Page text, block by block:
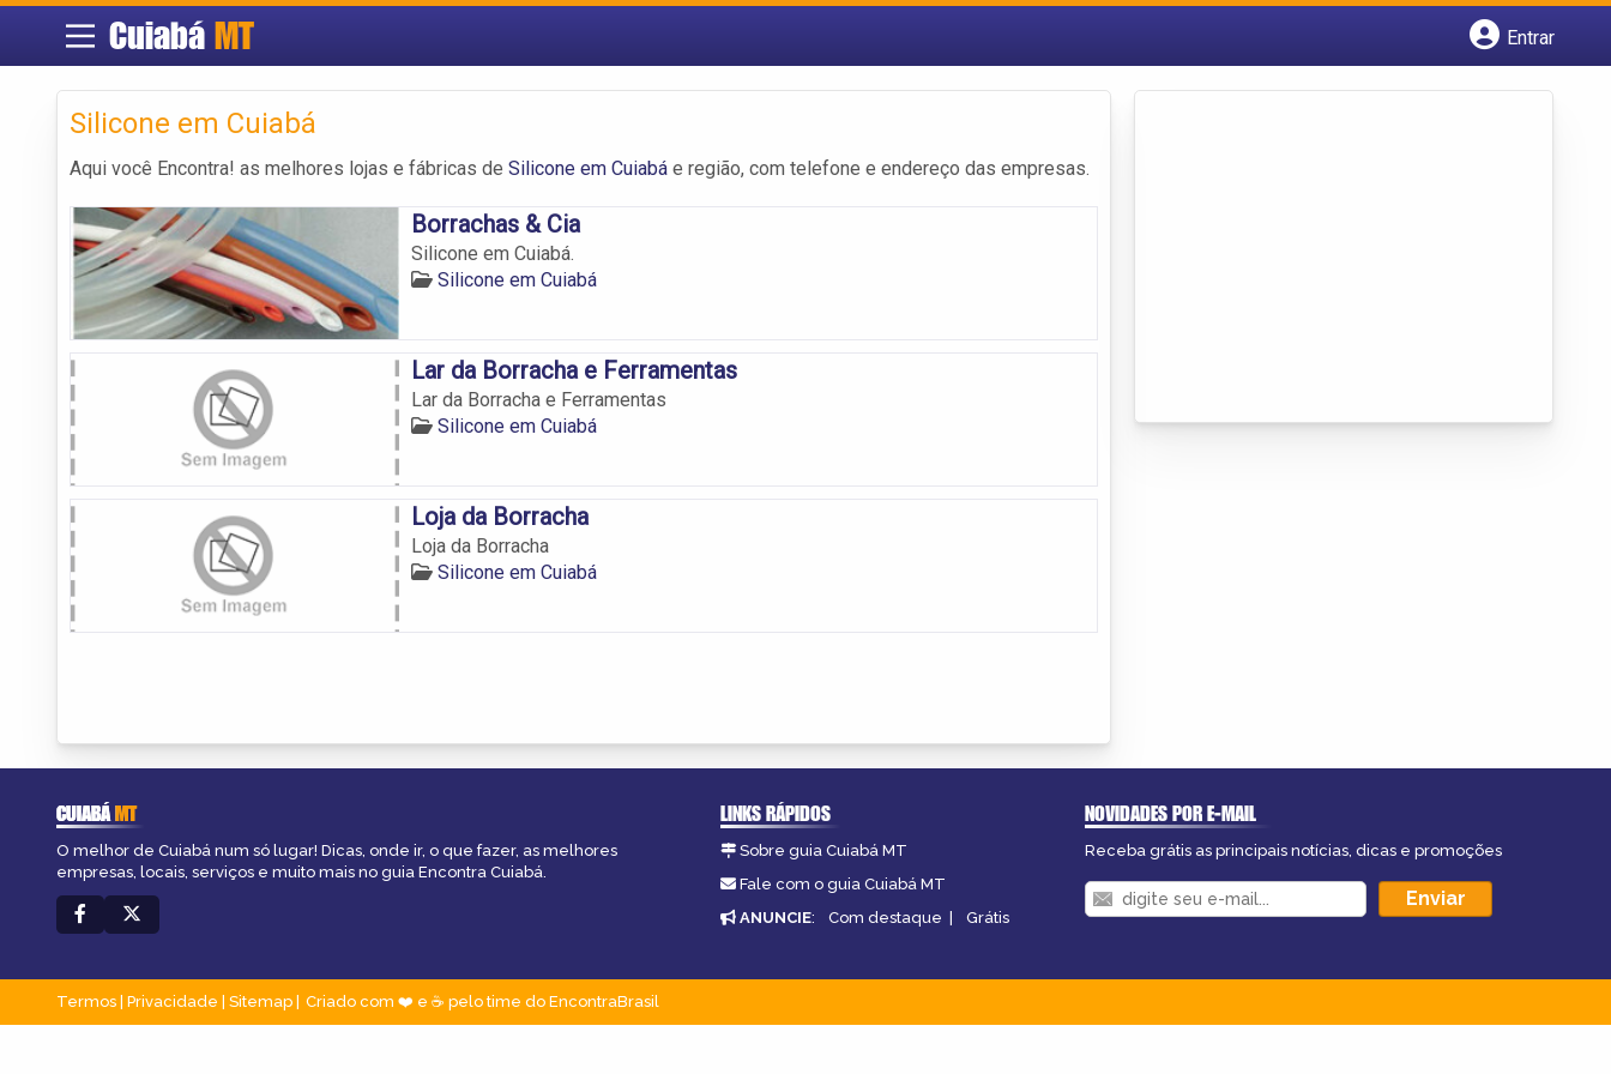
Cuiabá MT
Entrar
Silicone em Cuiabá
Aqui você Encontra! as melhores lojas e fábricas de Silicone em Cuiabá e região, com telefone e endereço das empresas.
Borrachas & Cia
Silicone em Cuiabá.
Silicone em Cuiabá
Lar da Borracha e Ferramentas
Lar da Borracha e Ferramentas
Silicone em Cuiabá
Loja da Borracha
Loja da Borracha
Silicone em Cuiabá
CUIABÁMT
O melhor de Cuiabá num só lugar! Dicas, onde ir, o que fazer, as melhores
empresas, locais, serviços e muito mais no guia Encontra Cuiabá.
LINKS RÁPIDOS
Sobre guia Cuiabá MT
Fale com o guia Cuiabá MT
ANUNCIE: Com destaque | Grátis
NOVIDADES POR E-MAIL
Receba grátis as principais notícias, dicas e promoções
Termos Privacidade Sitemap Criado com ❤️ e ☕ pelo time do EncontraBrasil